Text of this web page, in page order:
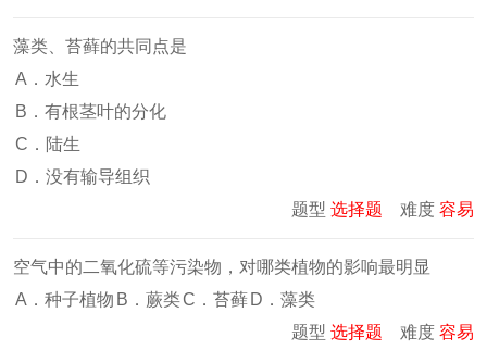
藻类、苔藓的共同点是
A．水生
B．有根茎叶的分化
C．陆生
D．没有输导组织
题型 选择题 难度 容易
空气中的二氧化硫等污染物，对哪类植物的影响最明显
A．种子植物 B．蕨类C．苔藓 D．藻类
题型 选择题 难度 容易